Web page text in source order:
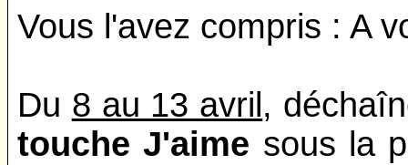
Vous l'avez compris : A
Du 8 au 13 avril ,
touche J'aime sous la